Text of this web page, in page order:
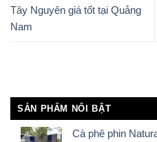
Tây Nguyên giá tốt tại Quảng
Nam
SẢN PHẨM NỔI BẬT
Cà phê phin